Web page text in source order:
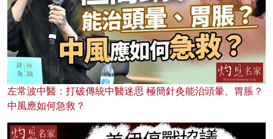
左常波中醫：打破傳統中醫迷思 極簡針灸能治頭暈、胃脹？
中風應如何急救？